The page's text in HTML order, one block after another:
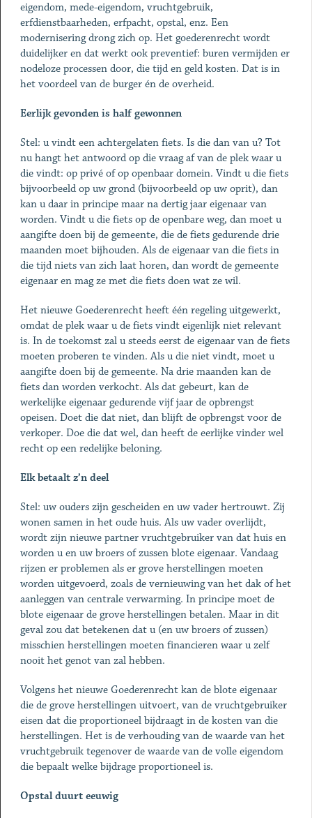
eigendom, mede-eigendom, vruchtgebruik,
erfdienstbaarheden, erfpacht, opstal, enz. Een
modernisering drong zich op. Het goederenrecht wordt
duidelijker en dat werkt ook preventief: buren vermijden er
nodeloze processen door, die tijd en geld kosten. Dat is in
het voordeel van de burger én de overheid.
Eerlijk gevonden is half gewonnen
Stel: u vindt een achtergelaten fiets. Is die dan van u? Tot
nu hangt het antwoord op die vraag af van de plek waar u
die vindt: op privé of op openbaar domein. Vindt u die fiets
bijvoorbeeld op uw grond (bijvoorbeeld op uw oprit), dan
kan u daar in principe maar na dertig jaar eigenaar van
worden. Vindt u die fiets op de openbare weg, dan moet u
aangifte doen bij de gemeente, die de fiets gedurende drie
maanden moet bijhouden. Als de eigenaar van die fiets in
die tijd niets van zich laat horen, dan wordt de gemeente
eigenaar en mag ze met die fiets doen wat ze wil.
Het nieuwe Goederenrecht heeft één regeling uitgewerkt,
omdat de plek waar u de fiets vindt eigenlijk niet relevant
is. In de toekomst zal u steeds eerst de eigenaar van de fiets
moeten proberen te vinden. Als u die niet vindt, moet u
aangifte doen bij de gemeente. Na drie maanden kan de
fiets dan worden verkocht. Als dat gebeurt, kan de
werkelijke eigenaar gedurende vijf jaar de opbrengst
opeisen. Doet die dat niet, dan blijft de opbrengst voor de
verkoper. Doe die dat wel, dan heeft de eerlijke vinder wel
recht op een redelijke beloning.
Elk betaalt z’n deel
Stel: uw ouders zijn gescheiden en uw vader hertrouwt. Zij
wonen samen in het oude huis. Als uw vader overlijdt,
wordt zijn nieuwe partner vruchtgebruiker van dat huis en
worden u en uw broers of zussen blote eigenaar. Vandaag
rijzen er problemen als er grove herstellingen moeten
worden uitgevoerd, zoals de vernieuwing van het dak of het
aanleggen van centrale verwarming. In principe moet de
blote eigenaar de grove herstellingen betalen. Maar in dit
geval zou dat betekenen dat u (en uw broers of zussen)
misschien herstellingen moeten financieren waar u zelf
nooit het genot van zal hebben.
Volgens het nieuwe Goederenrecht kan de blote eigenaar
die de grove herstellingen uitvoert, van de vruchtgebruiker
eisen dat die proportioneel bijdraagt in de kosten van die
herstellingen. Het is de verhouding van de waarde van het
vruchtgebruik tegenover de waarde van de volle eigendom
die bepaalt welke bijdrage proportioneel is.
Opstal duurt eeuwig